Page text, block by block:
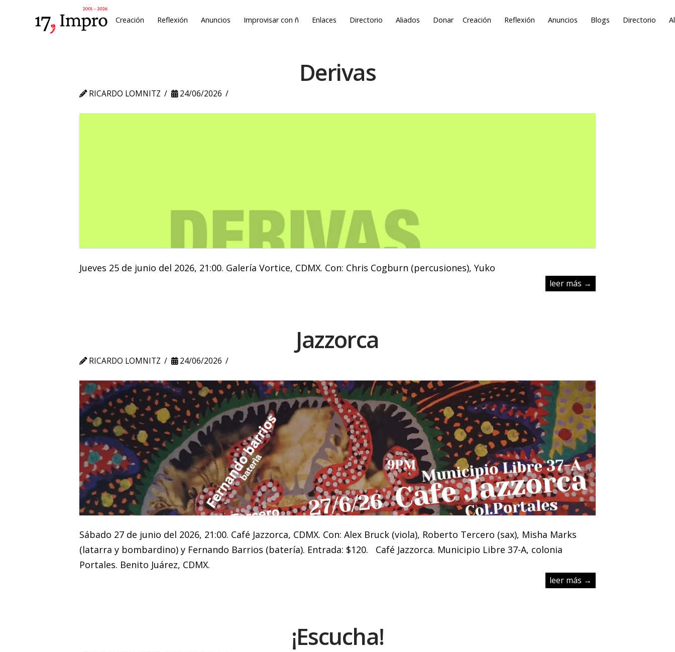
Creación Reflexión Anuncios Improvisar con ñ Enlaces Directorio Aliados Donar Creación Reflexión Anuncios Blogs Directorio
Derivas
RICARDO LOMNITZ 24/06/2026
Jueves 25 de junio del 2026, 21:00. Galería Vortice, CDMX. Con: Chris Cogburn (percusiones), Yuko
leer más →
Jazzorca
RICARDO LOMNITZ 24/06/2026
Sábado 27 de junio del 2026, 21:00. Café Jazzorca, CDMX. Con: Alex Bruck (viola), Roberto Tercero (sax), Misha Marks
(latarra y bombardino) y Fernando Barrios (batería). Entrada: $120. Café Jazzorca. Municipio Libre 37-A, colonia
Portales. Benito Juárez, CDMX.
leer más →
¡Escucha!